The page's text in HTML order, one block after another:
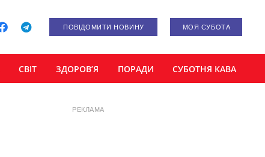
ПОВІДОМИТИ НОВИНУ МОЯ СУБОТА
СВІТ ЗДОРОВ’Я ПОРАДИ СУБОТНЯ КАВА
РЕКЛАМА